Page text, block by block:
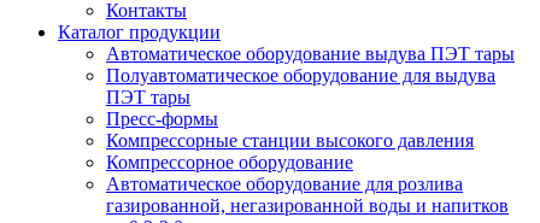
Контакты
Каталог продукции
Автоматическое оборудование выдува ПЭТ тары
Полуавтоматическое оборудование для выдува
ПЭТ тары
Пресс-формы
Компрессорные станции высокого давления
Компрессорное оборудование
Автоматическое оборудование для розлива
газированной, негазированной воды и напитков